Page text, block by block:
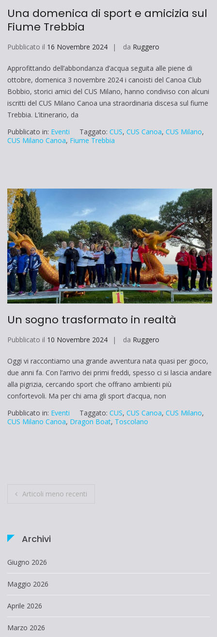
Una domenica di sport e amicizia sul
Fiume Trebbia
Pubblicato il 16 Novembre 2024 da Ruggero
Approfittando dell’abbondanza d’acqua seguita alle piene di
ottobre, domenica 3 novembre 2024 i canoisti del Canoa Club
Bobbio, storici amici del CUS Milano, hanno condiviso con alcuni
iscritti del CUS Milano Canoa una straordinaria discesa sul fiume
Trebbia. L’itinerario, da
Pubblicato in: Eventi Taggato: CUS, CUS Canoa, CUS Milano,
CUS Milano Canoa, Fiume Trebbia
Un sogno trasformato in realtà
Pubblicato il 10 Novembre 2024 da Ruggero
Oggi vi raccontiamo una grande avventura nata quasi per gioco,
due anni fa. Con l’arrivo dei primi freddi, spesso ci si lascia andare
alla pigrizia, cercando sport che offrano ambienti più
confortevoli. Ma per chi ama gli sport d’acqua, non
Pubblicato in: Eventi Taggato: CUS, CUS Canoa, CUS Milano,
CUS Milano Canoa, Dragon Boat, Toscolano
Navigazione
Articoli meno recenti
Archivi
Giugno 2026
Maggio 2026
Aprile 2026
Marzo 2026